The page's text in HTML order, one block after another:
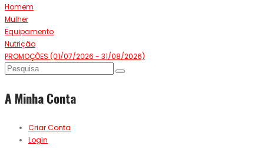
Homem
Mulher
Equipamento
Nutrição
PROMOÇÕES (01/07/2026 - 31/08/2026)
A Minha Conta
Criar Conta
Login